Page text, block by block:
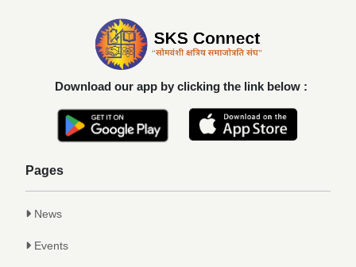
दिलीप हरीचंद्र वर्तक चटाळे यांचे एलएलबी परीक्षेत
यश
Achievements
कु. आलाप किशोर सावे, आपल्या अथक परिश्रम व
गुणवत्तेवर यशस्वीर...
Achievements
Download our app by clicking the link below :
Pages
News
Events